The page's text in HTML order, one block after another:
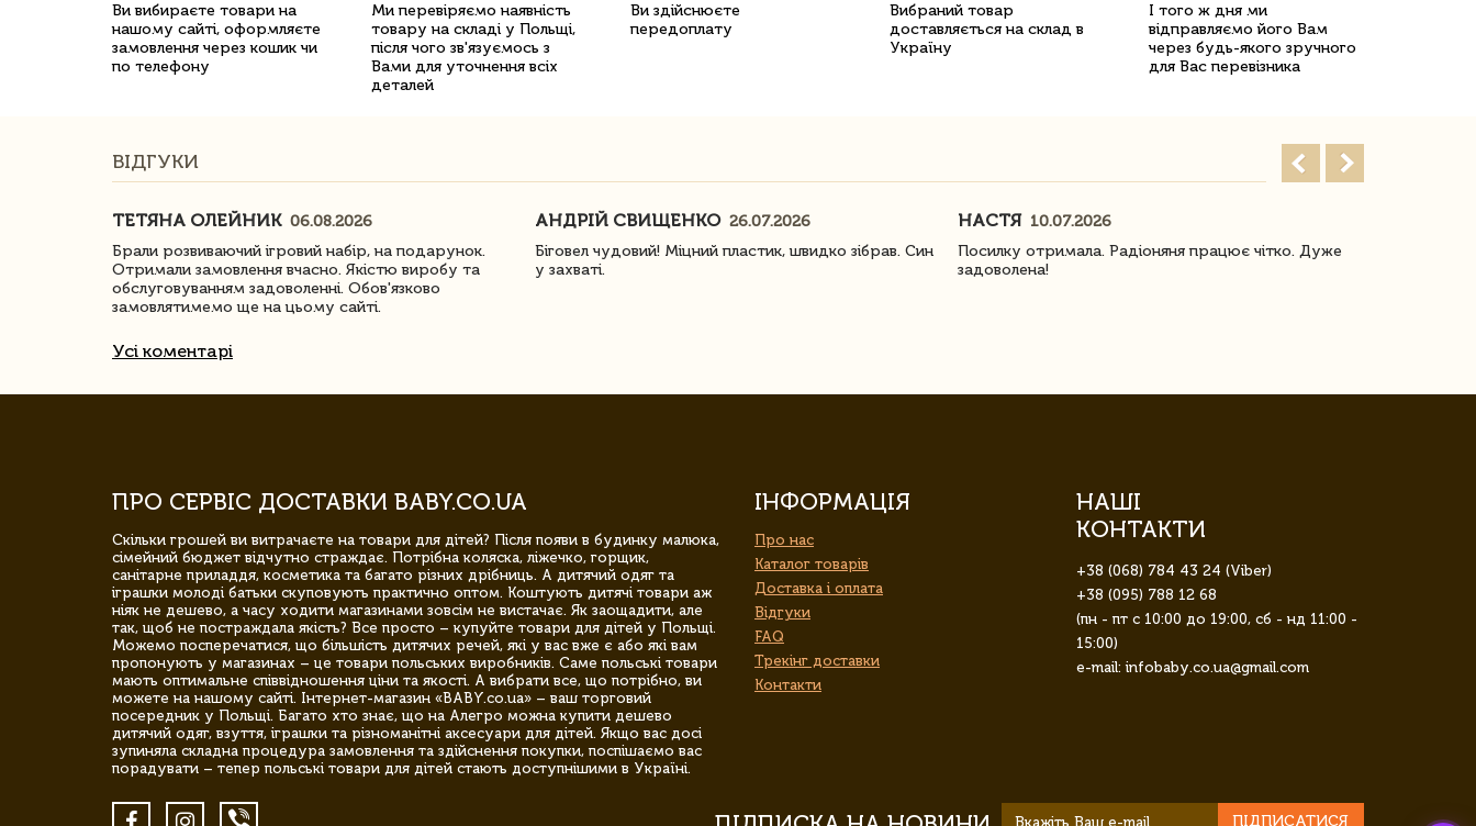
Ви вибираєте товари на
нашому сайті, оформляєте
замовлення через кошик чи
по телефону
Ми перевіряємо наявність
товару на складі у Польщі,
після чого зв'язуємось з
Вами для уточнення всіх
деталей
Ви здійснюєте
передоплату
Вибраний товар
доставляється на склад в
Україну
І того ж дня ми
відправляємо його Вам
через будь-якого зручного
для Вас перевізника
ВІДГУКИ
ТЕТЯНА ОЛЕЙНИК 06.08.2026
Брали розвиваючий ігровий набір, на подарунок.
Отримали замовлення вчасно. Якістю виробу та
обслуговуванням задоволенні. Обов'язково
замовлятимемо ще на цьому сайті.
АНДРІЙ СВИЩЕНКО 26.07.2026
Біговел чудовий! Міцний пластик, швидко зібрав. Син
у захваті.
НАСТЯ 10.07.2026
Посилку отримала. Радіоняня працює чітко. Дуже
задоволена!
Усі коментарі
ПРО СЕРВІС ДОСТАВКИ BABY.CO.UA
Скільки грошей ви витрачаєте на товари для дітей? Після появи в будинку малюка,
сімейний бюджет відчутно страждає. Потрібна коляска, ліжечко, горщик,
санітарне приладдя, косметика та багато різних дрібниць. А дитячий одяг та
іграшки молоді батьки скуповують практично оптом. Коштують дитячі товари аж
ніяк не дешево, а часу ходити магазинами зовсім не вистачає. Як заощадити, але
так, щоб не постраждала якість? Все просто – купуйте товари для дітей у Польщі.
Можемо посперечатися, що більшість дитячих речей, які у вас вже є або які вам
пропонують у магазинах – це товари польських виробників. Саме польські товари
мають оптимальне співвідношення ціни та якості. А вибрати все, що потрібно, ви
можете на нашому сайті. Інтернет-магазин «BABY.co.ua» – ваш торговий
посередник у Польщі. Багато хто знає, що на Алегро можна купити дешево
дитячий одяг, взуття, іграшки та різноманітні аксесуари для дітей. Якщо вас досі
зупиняла складна процедура замовлення та здійснення покупки, поспішаємо вас
порадувати – тепер польські товари для дітей стають доступнішими в Україні.
ІНФОРМАЦІЯ
Про нас
Каталог товарів
Доставка і оплата
Відгуки
FAQ
Трекінг доставки
Контакти
НАШІ
КОНТАКТИ
+38 (068) 784 43 24 (Viber)
+38 (095) 788 12 68
(пн - пт с 10:00 до 19:00, сб - нд 11:00 -
15:00)
e-mail: infobaby.co.ua@gmail.com
ПІДПИСАТИСЯ